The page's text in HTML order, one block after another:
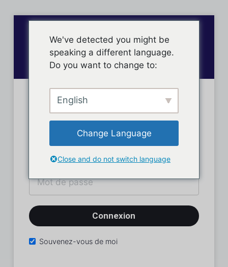
Connexion des membres
Souvenez-vous de moi
We've detected you might be
speaking a different language.
Do you want to change to:
English
Change Language
Close and do not switch language